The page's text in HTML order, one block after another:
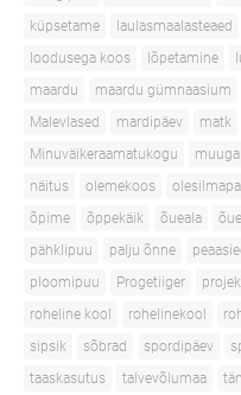
küpsetame
laulasmaalasteaed
loodusega koos
lõpetamine
maardu
maardu gümnaasium
Malevlased
mardipäev matk
Minuväikeraamatukogu
näitus
olemekoos
õpime
õppekäik õueala
pähklipuu
palju õnne
ploomipuu
Progetiiger
roheline kool
rohelinekool
sipsik
sõbrad spordipäev
taaskasutus
talvevõlumaa